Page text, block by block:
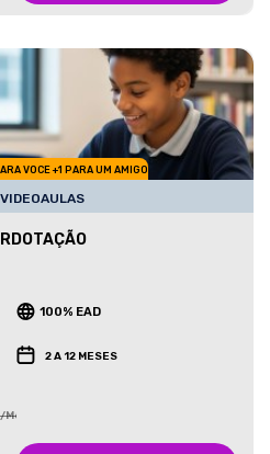
VOCE +1 PARA UM AMIGO
100% EAD
2 A 12 MESES